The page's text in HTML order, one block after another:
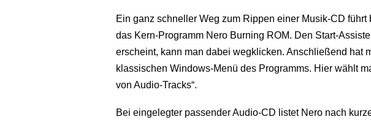
Ein ganz schneller Weg zum Rippen einer Musik-CD
das Kern-Programm Nero Burning ROM. Den Start-
erscheint, kann man dabei wegklicken. Anschließend hat
klassischen Windows-Menü des Programms. Hier wählt
von Audio-Tracks“.
Bei eingelegter passender Audio-CD listet Nero nach